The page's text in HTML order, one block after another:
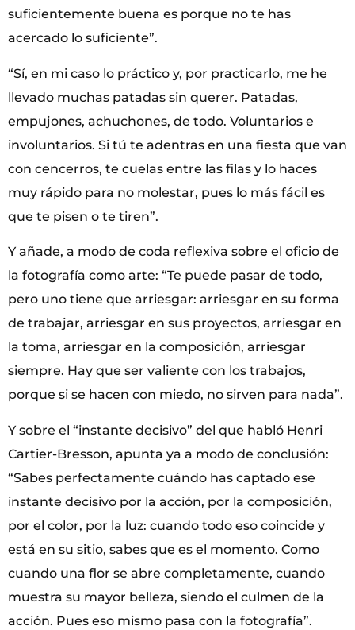
suficientemente buena es porque no te has
acercado lo suficiente”.
“Sí, en mi caso lo práctico y, por practicarlo, me he
llevado muchas patadas sin querer. Patadas,
empujones, achuchones, de todo. Voluntarios e
involuntarios. Si tú te adentras en una fiesta que van
con cencerros, te cuelas entre las filas y lo haces
muy rápido para no molestar, pues lo más fácil es
que te pisen o te tiren”.
Y añade, a modo de coda reflexiva sobre el oficio de
la fotografía como arte: “Te puede pasar de todo,
pero uno tiene que arriesgar: arriesgar en su forma
de trabajar, arriesgar en sus proyectos, arriesgar en
la toma, arriesgar en la composición, arriesgar
siempre. Hay que ser valiente con los trabajos,
porque si se hacen con miedo, no sirven para nada”.
Y sobre el “instante decisivo” del que habló Henri
Cartier-Bresson, apunta ya a modo de conclusión:
“Sabes perfectamente cuándo has captado ese
instante decisivo por la acción, por la composición,
por el color, por la luz: cuando todo eso coincide y
está en su sitio, sabes que es el momento. Como
cuando una flor se abre completamente, cuando
muestra su mayor belleza, siendo el culmen de la
acción. Pues eso mismo pasa con la fotografía”.